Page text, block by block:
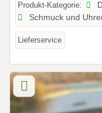
Produkt-Kategorie:
Schmuck und
Lieferservice